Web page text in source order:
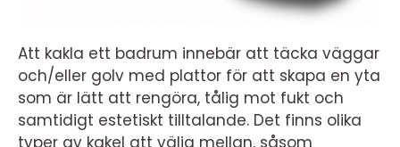
Att kakla ett badrum innebär att täcka väggar
och/eller golv med plattor för att skapa en yta
som är lätt att rengöra, tålig mot fukt och
samtidigt estetiskt tilltalande. Det finns olika
typer av kakel att välja mellan, såsom